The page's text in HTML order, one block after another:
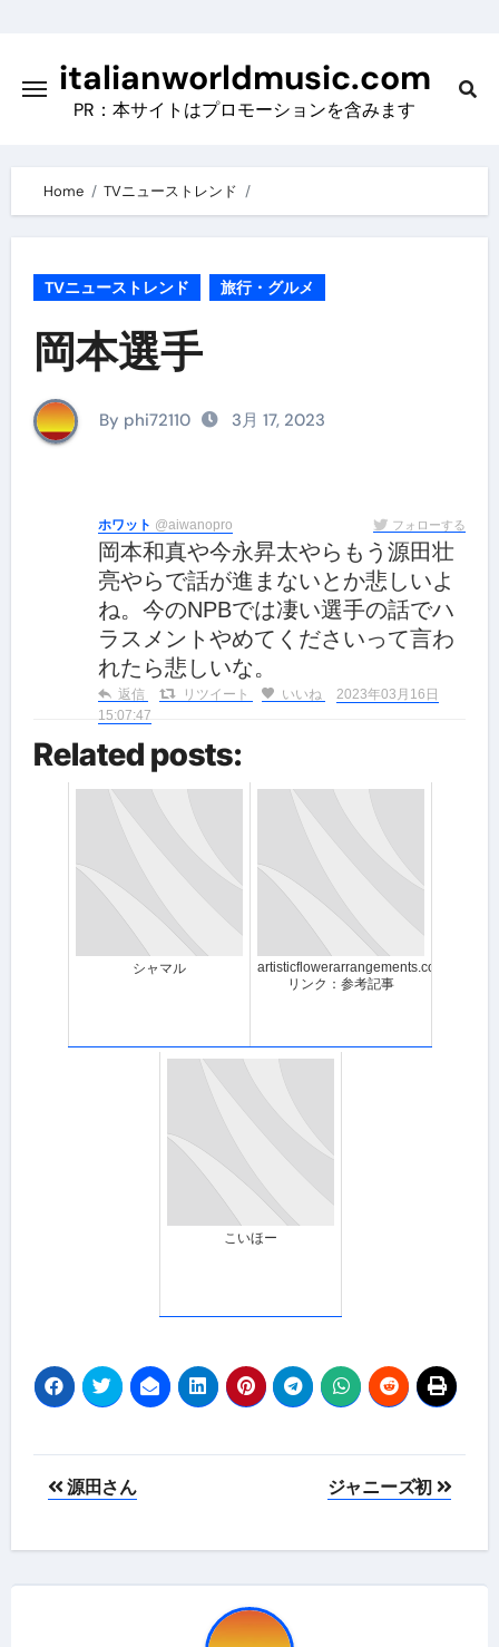
contentitalianworldmusic.com
PR：本サイトはプロモーションを含みます
Home TVニューストレンド
TVニューストレンド 旅行・グルメ
岡本選手
By phi72110 3月 17, 2023
ホワット @aiwanopro フォローする
岡本和真や今永昇太やらもう源田壮
亮やらで話が進まないとか悲しいよ
ね。今のNPBでは凄い選手の話でハ
ラスメントやめてくださいって言わ
れたら悲しいな。
返信 リツイート いいね
2023年03月16日
15:07:47
Related posts:
シャマル
artisticflowerarrangements.com
リンク：参考記事
こいほー
投源田さん ジャニーズ初